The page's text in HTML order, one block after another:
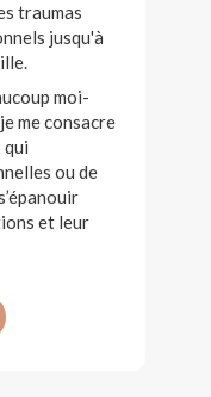
traumas
jusqu'à
moi-
me consacre
qui
ou de
et leur